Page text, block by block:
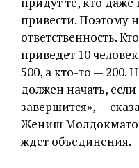
привести. Поэтому
ответственность.
приведет 10
500, а кто-то — 200.
должен начать,
завершится», —
Жениш Молдокматов
ждет объединения.